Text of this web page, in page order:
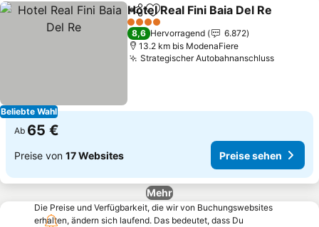
Beliebte Wahl
TeilenZu Favoriten hinzufügen
Hotel Real Fini Baia Del Re
4 Sterne
8,6 Hervorragend
6.872
13.2 km bis ModenaFiere
Strategischer AutobahnanschlussPreise
Ab 65 €
Preise von 17 Websites Preise sehen
Mehr
Die Preise und Verfügbarkeit, die wir von Buchungswebsites
erhalten, ändern sich laufend. Das bedeutet, dass Du